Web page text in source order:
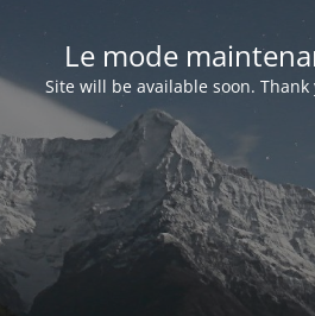
Le mode
Site will be available soon.